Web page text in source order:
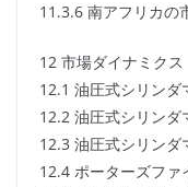
11.3.6 南アフリカの
12 市場ダイナミクス
12.1 油圧式シリンダ
12.2 油圧式シリンダ
12.3 油圧式シリン
12.4 ポーターズファ